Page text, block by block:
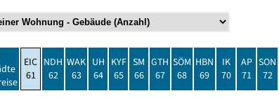
EIC
61
NDH
62
WAK
63
UH
64
KYF
65
SM
66
GTH
67
SÖM
68
HBN
69
IK
70
AP
71
SON
72